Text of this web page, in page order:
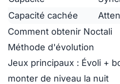
Capacité cachée
Comment obtenir Noctali
Méthode d'évolution
Jeux principaux : Évoli +
monter de niveau la nuit